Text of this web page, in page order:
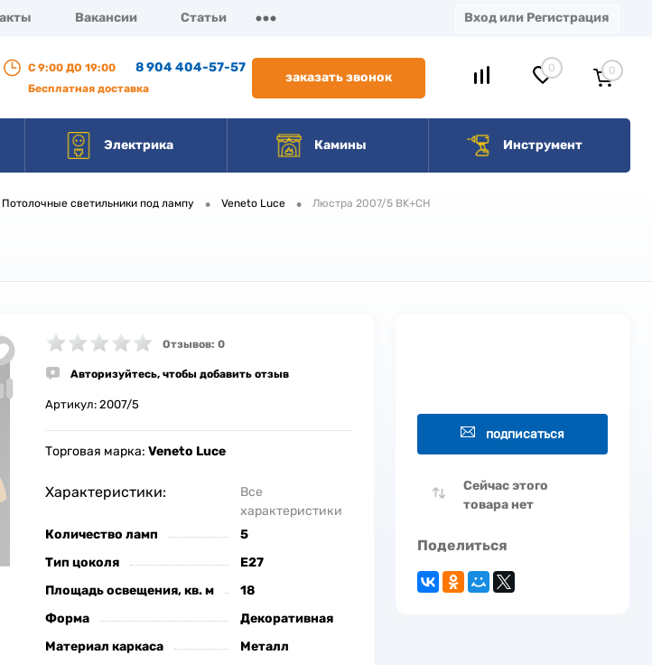
Вакансии Статьи Вход или Регистрация
С 9:00 ДО 19:00 8 904 404-57-57
Бесплатная доставка
заказать звонок
0 0
Электрика Камины Инструмент
Потолочные светильники под лампу • Veneto Luce • Люстра 2007/5 BK+CH
Отзывов: 0
Авторизуйтесь, чтобы добавить отзыв
Артикул: 2007/5
Торговая марка: Veneto Luce
Характеристики:
Все
характеристики
Количество ламп
5
Тип цоколя
Е27
Площадь освещения, кв. м
18
Форма
Декоративная
Материал каркаса
Металл
подписаться
Сейчас этого
товара нет
Поделиться